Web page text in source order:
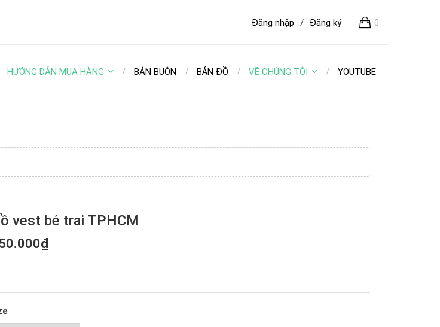
0
Đăng ký
/
Đăng nhập
HƯỚNG DẪN MUA HÀNG BÁN BUÔN BẢN ĐỒ VỀ CHÚNG TÔI YOUTUBE
vest bé trai TPHCM